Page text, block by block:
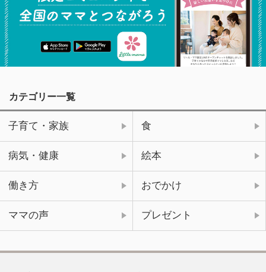
カテゴリー一覧
子育て・家族 食
病気・健康 絵本
働き方 おでかけ
ママの声 プレゼント